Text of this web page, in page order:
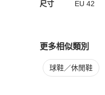
尺寸 EU 42
更多相似類別
更多Louis Vuitton
球鞋／休閒鞋